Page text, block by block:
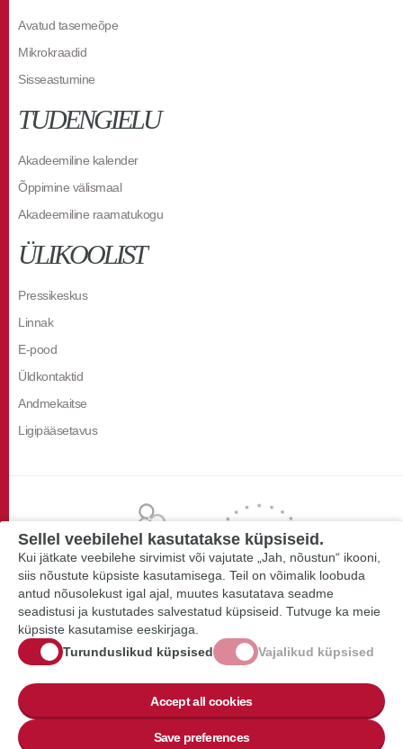
Avatud tasemeõpe
Mikrokraadid
Sisseastumine
TUDENGIELU
Akadeemiline kalender
Õppimine välismaal
Akadeemiline raamatukogu
ÜLIKOOLIST
Pressikeskus
Linnak
E-pood
Üldkontaktid
Andmekaitse
Ligipääsetavus
Sellel veebilehel kasutatakse küpsiseid.
Kui jätkate veebilehe sirvimist või vajutate „Jah, nõustun“ ikooni,
siis nõustute küpsiste kasutamisega. Teil on võimalik loobuda
antud nõusolekust igal ajal, muutes kasutatava seadme
seadistusi ja kustutades salvestatud küpsiseid. Tutvuge ka meie
küpsiste kasutamise eeskirjaga.
Turunduslikud küpsised
Vajalikud küpsised
Accept all cookies
Save preferences